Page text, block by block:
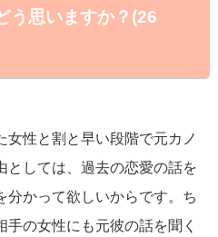
う思いますか？(26
女性と割と早い段階で元カノ
としては、過去の恋愛の話を
分かって欲しいからです。ち
の女性にも元彼の話を聞く